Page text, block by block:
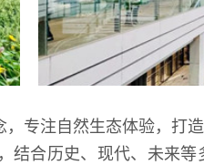
专注自然生态体验，打
结合历史、现代、未来